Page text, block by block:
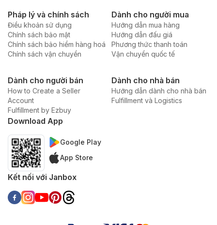
Pháp lý và chính sách
Điều khoản sử dụng
Chính sách bảo mật
Chính sách bảo hiểm hàng hoá
Chính sách vận chuyển
Dành cho người mua
Hướng dẫn mua hàng
Hướng dẫn đấu giá
Phương thức thanh toán
Vận chuyển quốc tế
Dành cho người bán
How to Create a Seller
Account
Fulfillment by Ezbuy
Dành cho nhà bán
Hướng dẫn dành cho nhà bán
Fulfillment và Logistics
Download App
Google Play
App Store
Kết nối với Janbox